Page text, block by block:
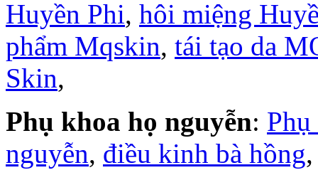
Huyền Phi, hôi miệng
phẩm Mqskin, tái tạo da
Skin,
Phụ khoa họ nguyễn:
nguyễn, điều kinh bà hồng